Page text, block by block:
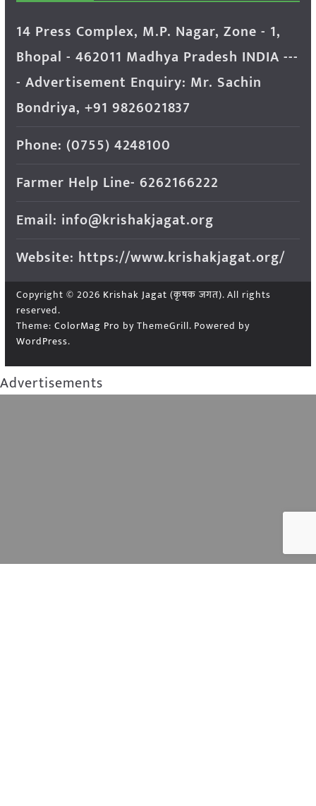
14 Press Complex, M.P. Nagar, Zone - 1,
Bhopal - 462011 Madhya Pradesh INDIA ---
- Advertisement Enquiry: Mr. Sachin
Bondriya, +91 9826021837
Phone: (0755) 4248100
Farmer Help Line- 6262166222
Email: info@krishakjagat.org
Website: https://www.krishakjagat.org/
Copyright © 2026 Krishak Jagat (कृषक जगत). All rights
reserved.
Theme: ColorMag Pro by ThemeGrill. Powered by
WordPress.
Advertisements